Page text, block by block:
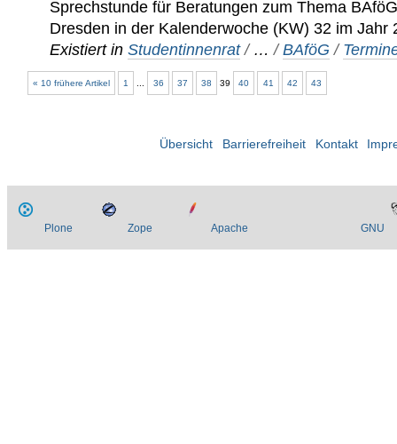
Sprechstunde für Beratungen zum Thema
Dresden in der Kalenderwoche (KW) 32 im Jahr
Existiert in Studentinnenrat / …/BAföG /
« 10 frühere Artikel 1 36 37 38 39 40 41 42 43
Übersicht Barrierefreiheit Kontakt
Plone Zope Apache GNU